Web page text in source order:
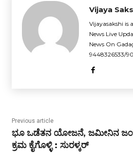
Vijaya
Vijayasakshi is
News Live
News On
9448326533/
Previous article
ಭೂ ಒಡೆತನ ಯೋಜನೆ, ಜಮೀನಿನ
ಕ್ರಮ ಕೈಗೊಳ್ಳಿ : ಸುರಳ್ಕರ್